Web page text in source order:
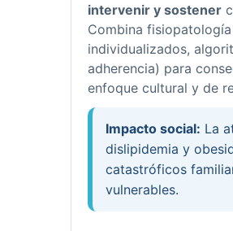
intervenir y sostener
Combina
individualizados,
adherencia) para
enfoque cultural y de
Impacto social: La
dislipidemia y
catastróficos
vulnerables.